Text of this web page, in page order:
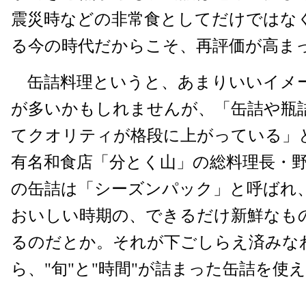
震災時などの非常食としてだけではな
る今の時代だからこそ、再評価が高ま
缶詰料理というと、あまりいいイメ
が多いかもしれませんが、「缶詰や瓶
てクオリティが格段に上がっている」
有名和食店「分とく山」の総料理長・
の缶詰は「シーズンパック」と呼ばれ
おいしい時期の、できるだけ新鮮なも
るのだとか。それが下ごしらえ済みな
ら、"旬"と"時間"が詰まった缶詰を使